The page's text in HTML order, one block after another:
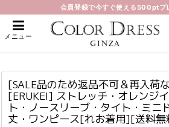
会員登録で今すぐ使える500ptプ
メニュー
ホーム > ミニ・ショート
[SALE品のため返品不可＆再入荷なしの現品限
ジイエロー系・プリント・ノースリーブ・タイト
ンピース[れお着用][送料無料]
[SALE品のため返品不可＆再入荷
[ERUKEI] ストレッチ・オレンジ
ト・ノースリーブ・タイト・ミニ
丈・ワンピース[れお着用][送料